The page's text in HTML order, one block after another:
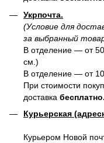
Укрпочта.
(Условие для
за выбранный
В отделение — от
см.)
В отделение — от
При стоимости
доставка бесплатно.
Курьерская
Курьером Новой